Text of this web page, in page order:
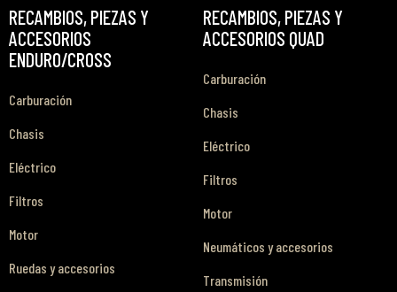
RECAMBIOS, PIEZAS Y
ACCESORIOS
ENDURO/CROSS
Carburación
Chasis
Eléctrico
Filtros
Motor
Ruedas y accesorios
RECAMBIOS, PIEZAS Y
ACCESORIOS QUAD
Carburación
Chasis
Eléctrico
Filtros
Motor
Neumáticos y accesorios
Transmisión